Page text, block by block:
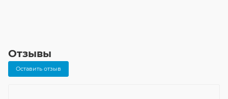
Отзывы
Оставить отзыв